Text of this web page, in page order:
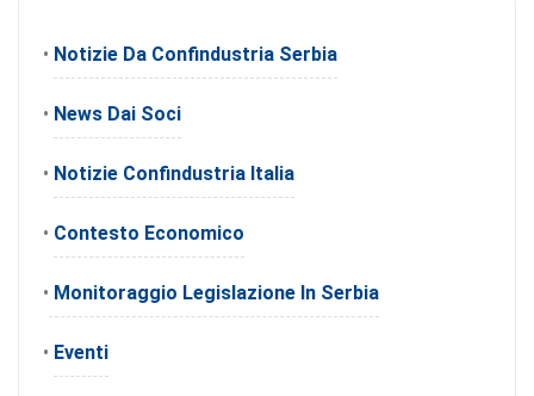
• Notizie Da Confindustria Serbia
• News Dai Soci
• Notizie Confindustria Italia
• Contesto Economico
• Monitoraggio Legislazione In Serbia
• Eventi